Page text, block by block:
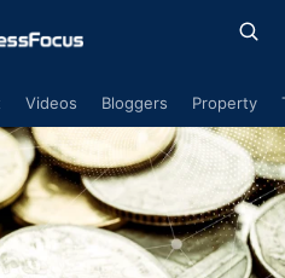
Videos Bloggers Property